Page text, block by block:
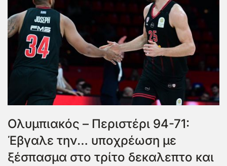
Ολυμπιακός – Περιστέρι 94-71:
Έβγαλε την… υποχρέωση με
ξέσπασμα στο τρίτο δεκαλεπτο και